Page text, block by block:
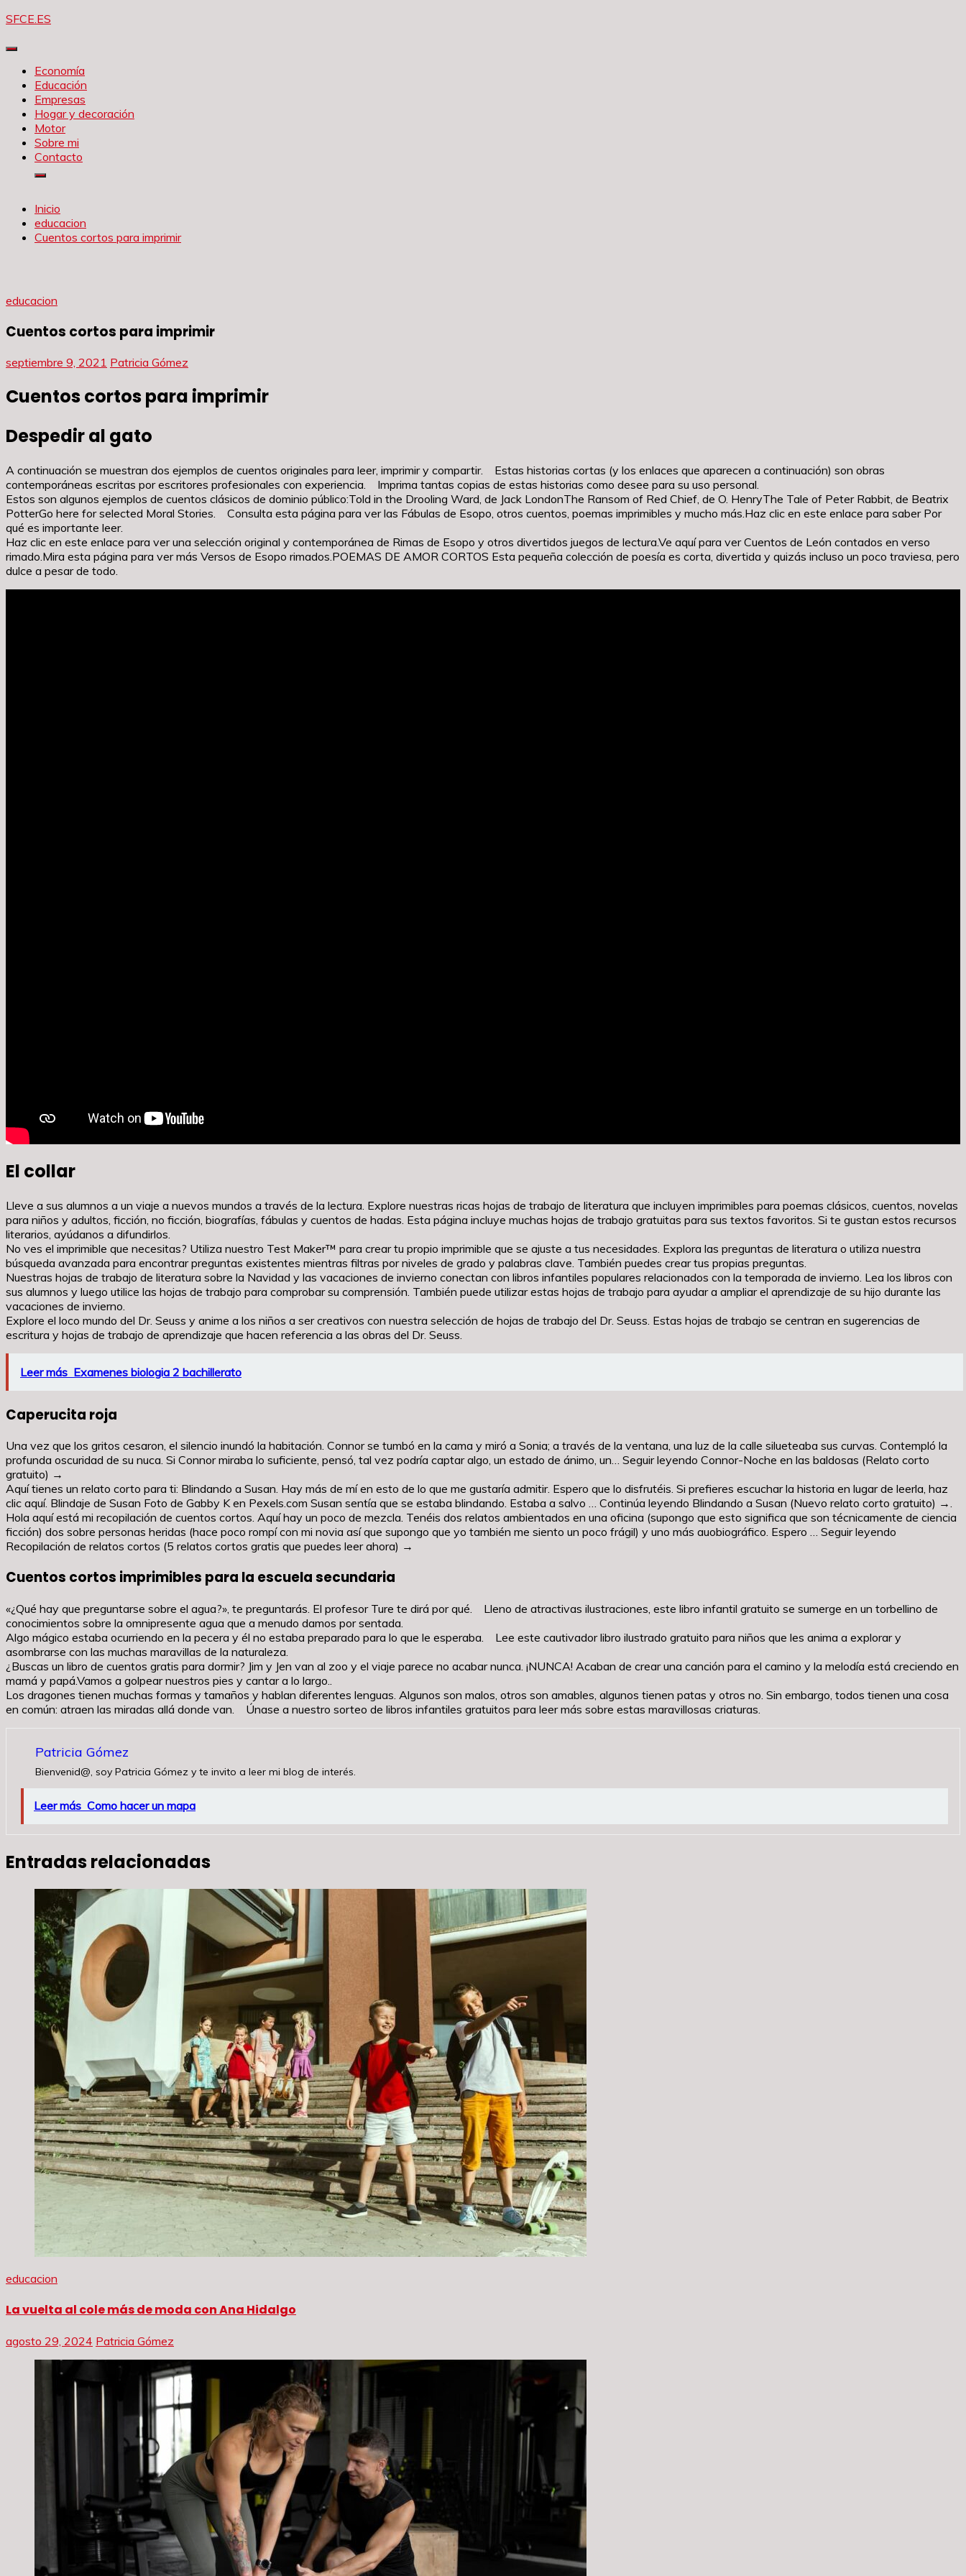
Saltar
contenido
SFCE.ES
Economía
Educación
Empresas
Hogar y decoración
Motor
Sobre mi
Contacto
Inicio
educacion
Cuentos cortos para imprimir
educacion
Cuentos cortos para imprimir
septiembre 9, 2021 Patricia Gómez
Cuentos cortos para imprimir
Despedir al gato
A continuación se muestran dos ejemplos de cuentos originales para leer, imprimir y compartir. Estas historias cortas (y los enlaces que aparecen a continuación) son obras
contemporáneas escritas por escritores profesionales con experiencia. Imprima tantas copias de estas historias como desee para su uso personal.
Estos son algunos ejemplos de cuentos clásicos de dominio público:Told in the Drooling Ward, de Jack LondonThe Ransom of Red Chief, de O. HenryThe Tale of Peter Rabbit, de Beatrix
PotterGo here for selected Moral Stories. Consulta esta página para ver las Fábulas de Esopo, otros cuentos, poemas imprimibles y mucho más.Haz clic en este enlace para saber Por
qué es importante leer.
Haz clic en este enlace para ver una selección original y contemporánea de Rimas de Esopo y otros divertidos juegos de lectura.Ve aquí para ver Cuentos de León contados en verso
rimado.Mira esta página para ver más Versos de Esopo rimados.POEMAS DE AMOR CORTOS Esta pequeña colección de poesía es corta, divertida y quizás incluso un poco traviesa, pero
dulce a pesar de todo.
El collar
Lleve a sus alumnos a un viaje a nuevos mundos a través de la lectura. Explore nuestras ricas hojas de trabajo de literatura que incluyen imprimibles para poemas clásicos, cuentos, novelas
para niños y adultos, ficción, no ficción, biografías, fábulas y cuentos de hadas. Esta página incluye muchas hojas de trabajo gratuitas para sus textos favoritos. Si te gustan estos recursos
literarios, ayúdanos a difundirlos.
No ves el imprimible que necesitas? Utiliza nuestro Test Maker™ para crear tu propio imprimible que se ajuste a tus necesidades. Explora las preguntas de literatura o utiliza nuestra
búsqueda avanzada para encontrar preguntas existentes mientras filtras por niveles de grado y palabras clave. También puedes crear tus propias preguntas.
Nuestras hojas de trabajo de literatura sobre la Navidad y las vacaciones de invierno conectan con libros infantiles populares relacionados con la temporada de invierno. Lea los libros con
sus alumnos y luego utilice las hojas de trabajo para comprobar su comprensión. También puede utilizar estas hojas de trabajo para ayudar a ampliar el aprendizaje de su hijo durante las
vacaciones de invierno.
Explore el loco mundo del Dr. Seuss y anime a los niños a ser creativos con nuestra selección de hojas de trabajo del Dr. Seuss. Estas hojas de trabajo se centran en sugerencias de
escritura y hojas de trabajo de aprendizaje que hacen referencia a las obras del Dr. Seuss.
Leer más Examenes biologia 2 bachillerato
Caperucita roja
Una vez que los gritos cesaron, el silencio inundó la habitación. Connor se tumbó en la cama y miró a Sonia; a través de la ventana, una luz de la calle silueteaba sus curvas. Contempló la
profunda oscuridad de su nuca. Si Connor miraba lo suficiente, pensó, tal vez podría captar algo, un estado de ánimo, un… Seguir leyendo Connor-Noche en las baldosas (Relato corto
gratuito) →
Aquí tienes un relato corto para ti: Blindando a Susan. Hay más de mí en esto de lo que me gustaría admitir. Espero que lo disfrutéis. Si prefieres escuchar la historia en lugar de leerla, haz
clic aquí. Blindaje de Susan Foto de Gabby K en Pexels.com Susan sentía que se estaba blindando. Estaba a salvo … Continúa leyendo Blindando a Susan (Nuevo relato corto gratuito) →.
Hola aquí está mi recopilación de cuentos cortos. Aquí hay un poco de mezcla. Tenéis dos relatos ambientados en una oficina (supongo que esto significa que son técnicamente de ciencia
ficción) dos sobre personas heridas (hace poco rompí con mi novia así que supongo que yo también me siento un poco frágil) y uno más auobiográfico. Espero … Seguir leyendo
Recopilación de relatos cortos (5 relatos cortos gratis que puedes leer ahora) →
Cuentos cortos imprimibles para la escuela secundaria
«¿Qué hay que preguntarse sobre el agua?», te preguntarás. El profesor Ture te dirá por qué. Lleno de atractivas ilustraciones, este libro infantil gratuito se sumerge en un torbellino de
conocimientos sobre la omnipresente agua que a menudo damos por sentada.
Algo mágico estaba ocurriendo en la pecera y él no estaba preparado para lo que le esperaba. Lee este cautivador libro ilustrado gratuito para niños que les anima a explorar y
asombrarse con las muchas maravillas de la naturaleza.
¿Buscas un libro de cuentos gratis para dormir? Jim y Jen van al zoo y el viaje parece no acabar nunca. ¡NUNCA! Acaban de crear una canción para el camino y la melodía está creciendo en
mamá y papá.Vamos a golpear nuestros pies y cantar a lo largo..
Los dragones tienen muchas formas y tamaños y hablan diferentes lenguas. Algunos son malos, otros son amables, algunos tienen patas y otros no. Sin embargo, todos tienen una cosa
en común: atraen las miradas allá donde van. Únase a nuestro sorteo de libros infantiles gratuitos para leer más sobre estas maravillosas criaturas.
Patricia Gómez
Bienvenid@, soy Patricia Gómez y te invito a leer mi blog de interés.
Leer más Como hacer un mapa
Entradas relacionadas
educacion
La vuelta al cole más de moda con Ana Hidalgo
agosto 29, 2024 Patricia Gómez